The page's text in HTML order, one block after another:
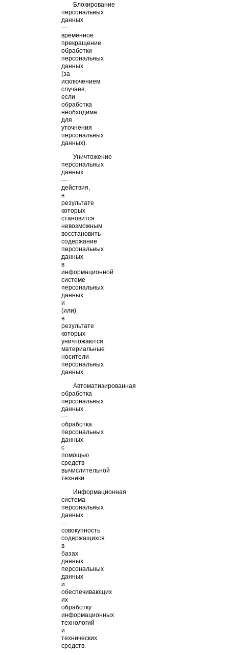
Блокирование
персональных
данных
—
временное
прекращение
обработки
персональных
данных
(за
исключением
случаев,
если
обработка
необходима
для
уточнения
персональных
данных).
Уничтожение
персональных
данных
—
действия,
в
результате
которых
становится
невозможным
восстановить
содержание
персональных
данных
в
информационной
системе
персональных
данных
и
(или)
в
результате
которых
уничтожаются
материальные
носители
персональных
данных.
Автоматизированная
обработка
персональных
данных
—
обработка
персональных
данных
с
помощью
средств
вычислительной
техники.
Информационная
система
персональных
данных
—
совокупность
содержащихся
в
базах
данных
персональных
данных
и
обеспечивающих
их
обработку
информационных
технологий
и
технических
средств.